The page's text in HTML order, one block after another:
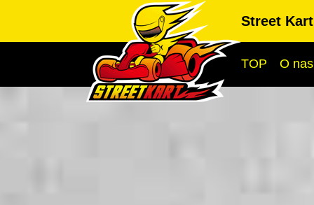
Street
TOP O nas